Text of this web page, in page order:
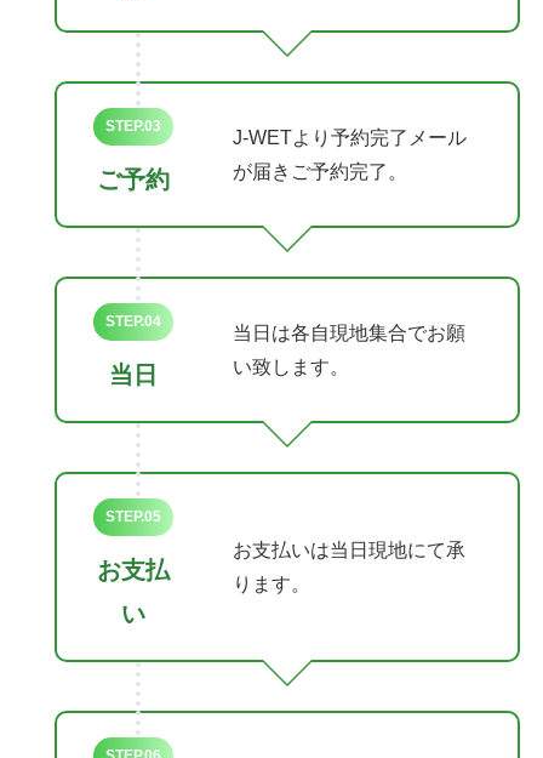
STEP.03
ご予約
J-WETより予約完了メール
が届きご予約完了。
STEP.04
当日
当日は各自現地集合でお願
い致します。
STEP.05
お支払
い
お支払いは当日現地にて承
ります。